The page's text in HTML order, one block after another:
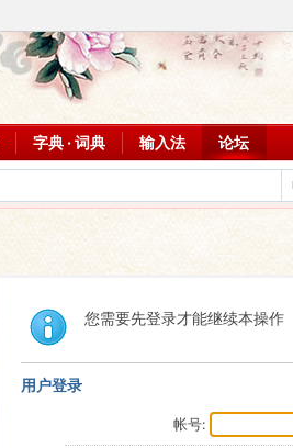
字典 · 词典 输入法 论坛
您需要先登录才能继续本操作
用户登录
帐号: